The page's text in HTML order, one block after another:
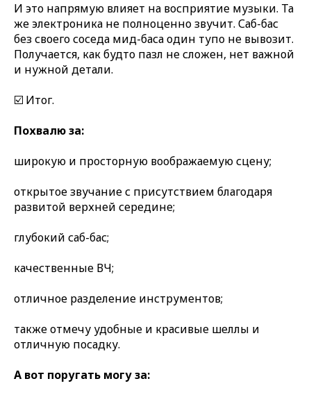
И это напрямую влияет на восприятие музыки. Та
же электроника не полноценно звучит. Саб-бас
без своего соседа мид-баса один тупо не вывозит.
Получается, как будто пазл не сложен, нет важной
и нужной детали.
☑️ Итог.
Похвалю за:
широкую и просторную воображаемую сцену;
открытое звучание с присутствием благодаря
развитой верхней середине;
глубокий саб-бас;
качественные ВЧ;
отличное разделение инструментов;
также отмечу удобные и красивые шеллы и
отличную посадку.
А вот поругать могу за: